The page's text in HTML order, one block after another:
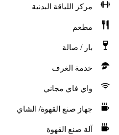
مركز اللياقة البدنية
مطعم
بار / صالة
خدمة الغرف
واي فاي مجاني
جهاز صنع القهوة/ الشاي
آلة صنع القهوة